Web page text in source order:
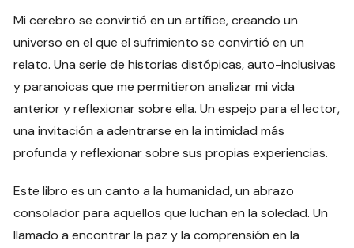
Mi cerebro se convirtió en un artífice, creando un
universo en el que el sufrimiento se convirtió en un
relato. Una serie de historias distópicas, auto-inclusivas
y paranoicas que me permitieron analizar mi vida
anterior y reflexionar sobre ella. Un espejo para el lector,
una invitación a adentrarse en la intimidad más
profunda y reflexionar sobre sus propias experiencias.
Este libro es un canto a la humanidad, un abrazo
consolador para aquellos que luchan en la soledad. Un
llamado a encontrar la paz y la comprensión en la